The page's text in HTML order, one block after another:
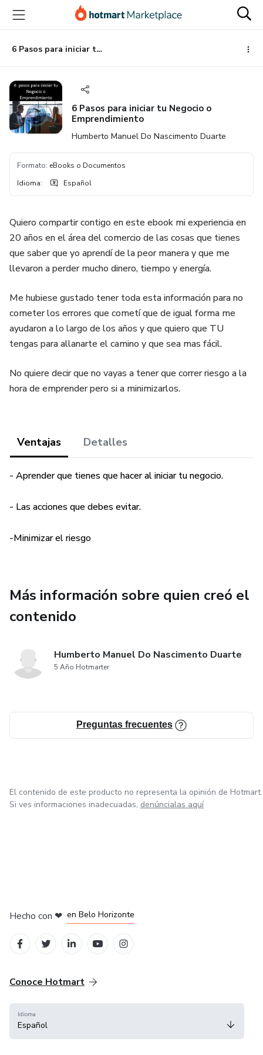
principal
página
de
página
6 Pasos para iniciar tu Negocio o Emprendimiento
6 Pasos para iniciar tu Negocio o
Emprendimiento
Humberto Manuel Do Nascimento Duarte
Formato: eBooks o Documentos
Idioma: Español
Quiero compartir contigo en este ebook mi experiencia en
20 años en el área del comercio de las cosas que tienes
que saber que yo aprendí de la peor manera y que me
llevaron a perder mucho dinero, tiempo y energía.
Me hubiese gustado tener toda esta información para no
cometer los errores que cometí que de igual forma me
ayudaron a lo largo de los años y que quiero que TU
tengas para allanarte el camino y que sea mas fácil.
No quiere decir que no vayas a tener que correr riesgo a la
hora de emprender pero si a minimizarlos.
Ventajas Detalles
- Aprender que tienes que hacer al iniciar tu negocio.
- Las acciones que debes evitar.
-Minimizar el riesgo
Más información sobre quien creó el
contenido
Humberto Manuel Do Nascimento Duarte
5 Año Hotmarter
Preguntas frecuentes
El contenido de este producto no representa la opinión de Hotmart.
Si ves informaciones inadecuadas, denúncialas aquí
Hecho con ❤ en Belo Horizonte
Conoce Hotmart
Idioma
Español